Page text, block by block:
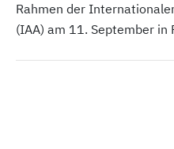
Rahmen der
(IAA) am 11. September in